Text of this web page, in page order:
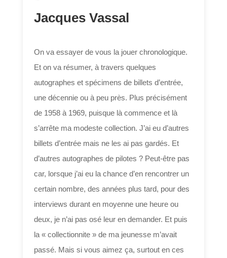
Jacques Vassal
On va essayer de vous la jouer chronologique.
Et on va résumer, à travers quelques
autographes et spécimens de billets d’entrée,
une décennie ou à peu près. Plus précisément
de 1958 à 1969, puisque là commence et là
s’arrête ma modeste collection. J’ai eu d’autres
billets d’entrée mais ne les ai pas gardés. Et
d’autres autographes de pilotes ? Peut-être pas
car, lorsque j’ai eu la chance d’en rencontrer un
certain nombre, des années plus tard, pour des
interviews durant en moyenne une heure ou
deux, je n’ai pas osé leur en demander. Et puis
la « collectionnite » de ma jeunesse m’avait
passé. Mais si vous aimez ça, surtout en ces